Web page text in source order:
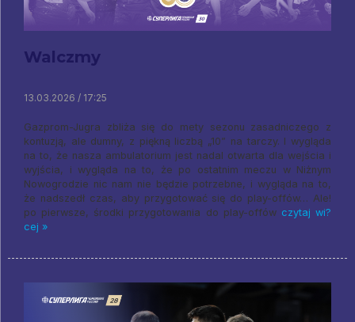
Walczmy
13.03.2026 / 17:25
Gazprom-Jugra zbliża się do mety sezonu zasadniczego z
kontuzją, ale dumny, z piękną liczbą „10” na tarczy. I wygląda
na to, że nasza ambulatorium jest nadal otwarta dla wejścia i
wyjścia, i wygląda na to, że po ostatnim meczu w Niżnym
Nowogrodzie nic nam nie będzie potrzebne, i wygląda na to,
że nadszedł czas, aby przygotować się do play-offów… Ale!
po pierwsze, środki przygotowania do play-offówczytaj wi?
cej »